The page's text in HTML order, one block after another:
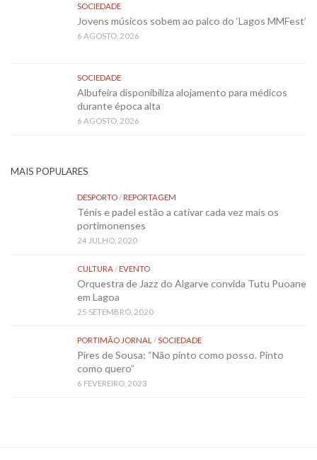
SOCIEDADE
Jovens músicos sobem ao palco do ‘Lagos MMFest’
6 AGOSTO, 2026
SOCIEDADE
Albufeira disponibiliza alojamento para médicos
durante época alta
6 AGOSTO, 2026
MAIS POPULARES
DESPORTO/REPORTAGEM
Ténis e padel estão a cativar cada vez mais os
portimonenses
24 JULHO, 2020
CULTURA/EVENTO
Orquestra de Jazz do Algarve convida Tutu Puoane
em Lagoa
25 SETEMBRO, 2020
PORTIMÃO JORNAL /SOCIEDADE
Pires de Sousa: “Não pinto como posso. Pinto
como quero”
6 FEVEREIRO, 2023